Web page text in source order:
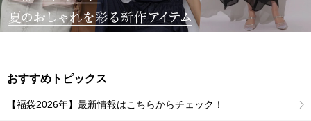
おすすめトピックス
【福袋2026年】最新情報はこちらからチェック！